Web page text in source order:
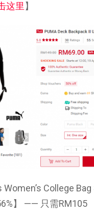
这里】
College
】 —— 只需RM105